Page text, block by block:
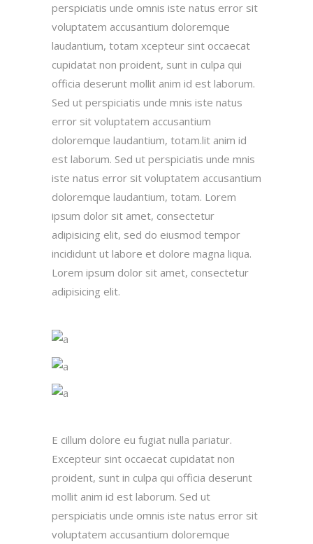
perspiciatis unde omnis iste natus error sit
voluptatem accusantium doloremque
laudantium, totam xcepteur sint occaecat
cupidatat non proident, sunt in culpa qui
officia deserunt mollit anim id est laborum.
Sed ut perspiciatis unde mnis iste natus
error sit voluptatem accusantium
doloremque laudantium, totam.lit anim id
est laborum. Sed ut perspiciatis unde mnis
iste natus error sit voluptatem accusantium
doloremque laudantium, totam. Lorem
ipsum dolor sit amet, consectetur
adipisicing elit, sed do eiusmod tempor
incididunt ut labore et dolore magna liqua.
Lorem ipsum dolor sit amet, consectetur
adipisicing elit.
E cillum dolore eu fugiat nulla pariatur.
Excepteur sint occaecat cupidatat non
proident, sunt in culpa qui officia deserunt
mollit anim id est laborum. Sed ut
perspiciatis unde omnis iste natus error sit
voluptatem accusantium doloremque